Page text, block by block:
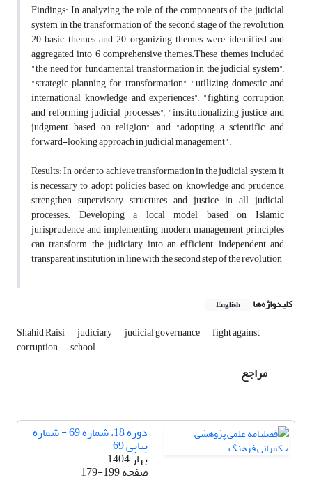
Findings: In analyzing the role of the components of the judicial
system in the transformation of the second stage of the revolution,
20 basic themes and 20 organizing themes were identified and
aggregated into 6 comprehensive themes.These themes included
"the need for fundamental transformation in the judicial system",
"strategic planning for transformation", "utilizing domestic and
international knowledge and experiences", "fighting corruption
and reforming judicial processes", "institutionalizing justice and
judgment based on religion", and "adopting a scientific and
forward-looking approach in judicial management".
Results: In order to achieve transformation in the judicial system, it
is necessary to adopt policies based on knowledge and prudence,
strengthen supervisory structures and justice in all judicial
processes. Developing a local model based on Islamic
jurisprudence and implementing modern management principles
can transform the judiciary into an efficient, independent and
transparent institution in line with the second step of the revolution
کلیدواژه‌ها English
Shahid Raisi judiciary judicial governance fight against
corruption school
مراجع
دوره 18، شماره 69 - شماره
پیاپی 69
بهار 1404
صفحه179-199